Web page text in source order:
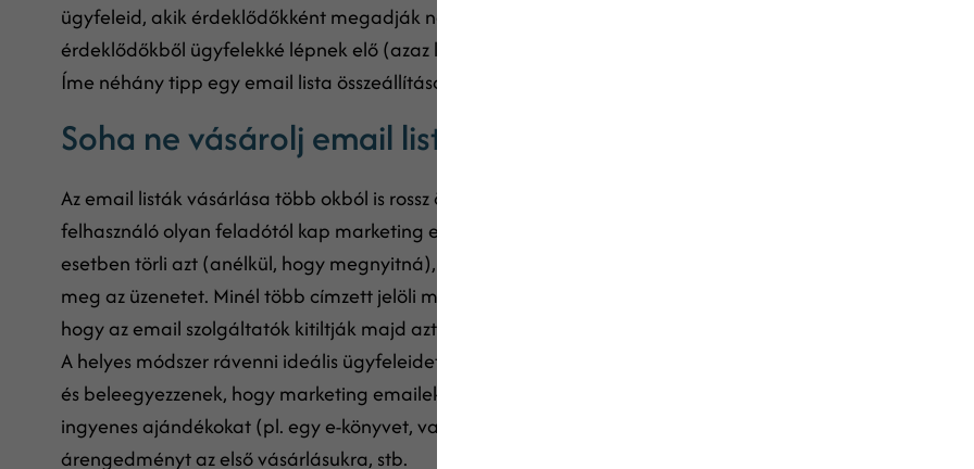
ügyfeleid, akik érdeklődőkként megadják neked elérhetőségedet, és olyanok is, akik idővel
érdeklődőkből ügyfelekké lépnek elő (azaz konvertálnak).
Íme néhány tipp egy email lista összeállításához!
Soha ne vásárolj email listákat
Az email listák vásárlása több okból is rossz ötlet. A leglogikusabb ellenérv, hogy amikor egy
felhasználó olyan feladótól kap marketing emailt, amire nem ő iratkozott fel önszántából, akkor jobb
esetben törli azt (anélkül, hogy megnyitná), rosszabb esetben pedig spamként (levélszemét) jelöli
meg az üzenetet. Minél több címzett jelöli meg egy feladó üzeneteit spamként, annál valószínűbb,
hogy az email szolgáltatók kitiltják majd azt a címet a rendszerükből.
A helyes módszer rávenni ideális ügyfeleidet arra, hogy önszántukból iratkozzanak fel email listádra,
és beleegyezzenek, hogy marketing emaileket küldhess nekik. Ezért cserébe felkínálhatsz nekik
ingyenes ajándékokat (pl. egy e-könyvet, vagy egy webinárium megtekintését), vagy egy kisebb
árengedményt az első vásárlásukra, stb.